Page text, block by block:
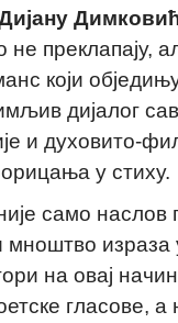
не преклапају,
који
дијалог
и духовито-
у стиху.
само наслов
мноштво израза
на овај
гласове,